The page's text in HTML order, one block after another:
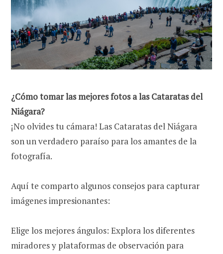
¿Cómo tomar las mejores fotos a las Cataratas del
Niágara?
¡No olvides tu cámara! Las Cataratas del Niágara
son un verdadero paraíso para los amantes de la
fotografía.
Aquí te comparto algunos consejos para capturar
imágenes impresionantes:
Elige los mejores ángulos: Explora los diferentes
miradores y plataformas de observación para